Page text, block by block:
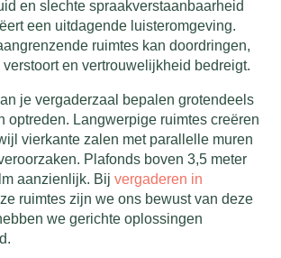
en slechte spraakverstaanbaarheid
een uitdagende luisteromgeving.
ruimtes kan doordringen,
en vertrouwelijkheid bedreigt.
je vergaderzaal bepalen grotendeels
optreden. Langwerpige ruimtes creëren
vierkante zalen met parallelle muren
Plafonds boven 3,5 meter
aanzienlijk. Bij vergaderen in
ruimtes zijn we ons bewust van deze
we gerichte oplossingen